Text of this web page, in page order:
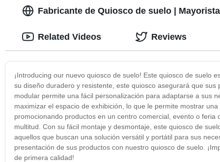
Fabricante de Quiosco de suelo |
¡Introducing our nuevo quiosco de suelo! Este quiosco de suelo
su diseño duradero y resistente, este quiosco asegurará que
modular permite una fácil personalización para adaptarse a sus
maximizar el espacio de exhibición, lo que le permite mostrar
promocionando productos en un centro comercial, evento o
multitud. Con su fácil montaje y desmontaje, este quiosco de
aquellos que buscan una solución versátil y portátil para sus
presentación de sus productos con nuestro quiosco de suelo.
de primera calidad!
Related Videos Reviews